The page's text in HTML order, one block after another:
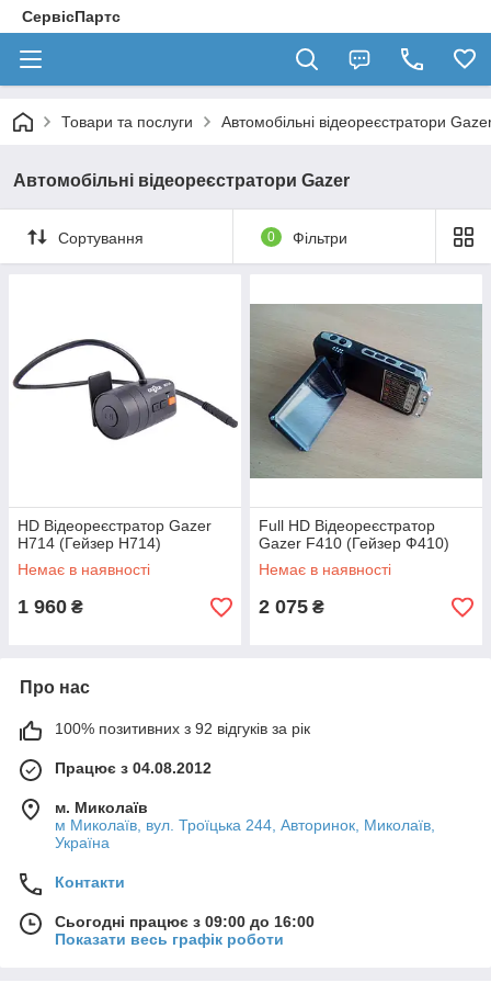
СервісПартс
Товари та послуги Автомобільні відеореєстратори
Автомобільні відеореєстратори Gazer
Сортування 0 Фільтри
HD Відеореєстратор Gazer
H714 (Гейзер Н714)
Немає в наявності
1 960 ₴
Full HD Відеореєстратор
Gazer F410 (Гейзер Ф410)
Немає в наявності
2 075 ₴
Про нас
100% позитивних з 92 відгуків за рік
Працює з 04.08.2012
м. Миколаїв
м Миколаїв, вул. Троїцька 244, Авторинок, Миколаїв,
Україна
Контакти
Сьогодні працює з 09:00 до 16:00
Показати весь графік роботи